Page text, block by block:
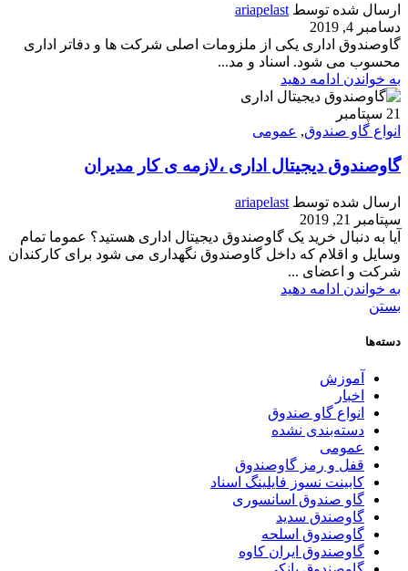
ارسال شده توسط ariapelast
دسامبر 4, 2019
گاوصندوق اداری یکی از ملزومات اصلی شرکت ها و دفاتر اداری
محسوب می شود. اسناد و مد...
به خواندن ادامه دهید
21 سپتامبر
انواع گاو صندوق, عمومی
گاوصندوق دیجیتال اداری ،لازمه ی کار مدیران
ارسال شده توسط ariapelast
سپتامبر 21, 2019
آیا به دنبال خرید یک گاوصندوق دیجیتال اداری هستید؟ عموما تمام
وسایل و اقلام که داخل گاوصندوق نگهداری می شود برای کارکندان
شرکت و اعضای ...
به خواندن ادامه دهید
بستن
دسته‌ها
آموزش
اخبار
انواع گاو صندوق
دسته‌بندی نشده
عمومی
قفل و رمز گاوصندوق
کابینت نسوز فایلینگ اسناد
گاو صندوق اسانسوری
گاوصندق سدید
گاوصندوق اسلحه
گاوصندوق ایران کاوه